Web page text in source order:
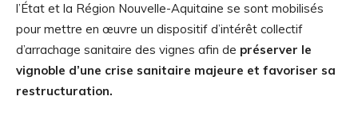
l’État et la Région Nouvelle-Aquitaine se sont mobilisés
pour mettre en œuvre un dispositif d’intérêt collectif
d’arrachage sanitaire des vignes afin de préserver le
vignoble d’une crise sanitaire majeure et favoriser sa
restructuration.